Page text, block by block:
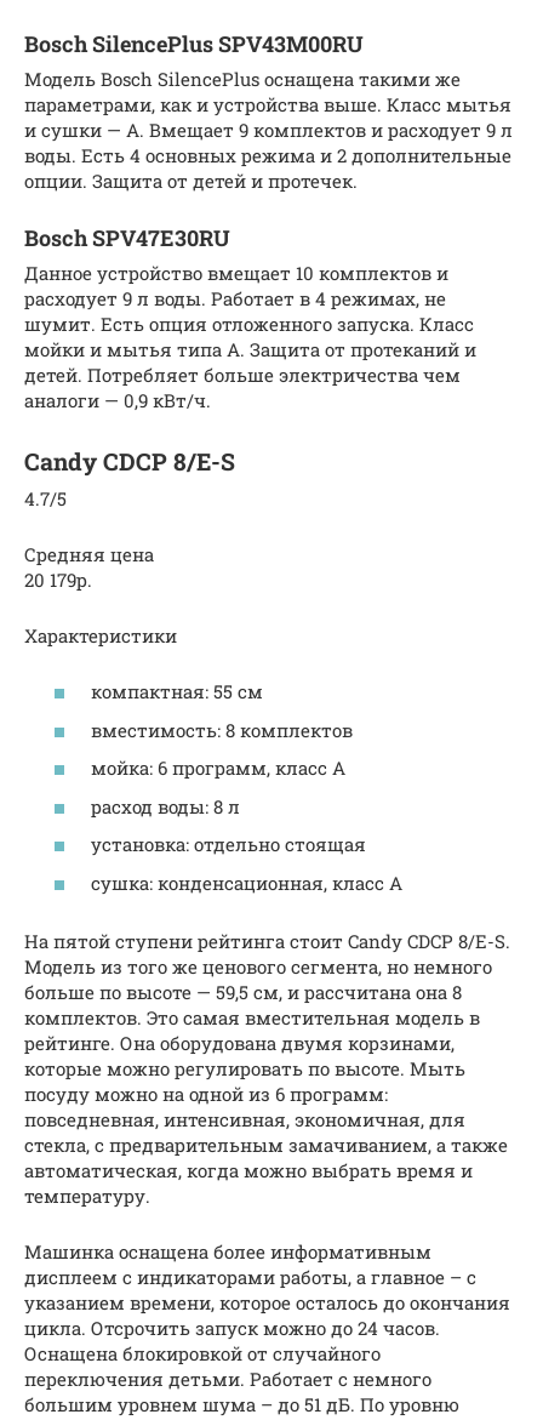
Bosch SilencePlus SPV43M00RU
Модель Bosch SilencePlus оснащена такими же
параметрами, как и устройства выше. Класс мытья
и сушки — А. Вмещает 9 комплектов и расходует 9 л
воды. Есть 4 основных режима и 2 дополнительные
опции. Защита от детей и протечек.
Bosch SPV47E30RU
Данное устройство вмещает 10 комплектов и
расходует 9 л воды. Работает в 4 режимах, не
шумит. Есть опция отложенного запуска. Класс
мойки и мытья типа А. Защита от протеканий и
детей. Потребляет больше электричества чем
аналоги — 0,9 кВт/ч.
Candy CDCP 8/E-S
4.7/5
Средняя цена
20 179р.
Характеристики
компактная: 55 см
вместимость: 8 комплектов
мойка: 6 программ, класс A
расход воды: 8 л
установка: отдельно стоящая
сушка: конденсационная, класс A
На пятой ступени рейтинга стоит Candy CDCP 8/E-S.
Модель из того же ценового сегмента, но немного
больше по высоте — 59,5 см, и рассчитана она 8
комплектов. Это самая вместительная модель в
рейтинге. Она оборудована двумя корзинами,
которые можно регулировать по высоте. Мыть
посуду можно на одной из 6 программ:
повседневная, интенсивная, экономичная, для
стекла, с предварительным замачиванием, а также
автоматическая, когда можно выбрать время и
температуру.
Машинка оснащена более информативным
дисплеем с индикаторами работы, а главное – с
указанием времени, которое осталось до окончания
цикла. Отсрочить запуск можно до 24 часов.
Оснащена блокировкой от случайного
переключения детьми. Работает с немного
большим уровнем шума – до 51 дБ. По уровню